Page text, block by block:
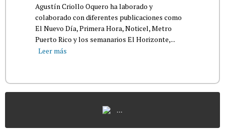
Agustín Criollo Oquero ha laborado y
colaborado con diferentes publicaciones como
El Nuevo Día, Primera Hora, Noticel, Metro
Puerto Rico y los semanarios El Horizonte,...
Leer más
...